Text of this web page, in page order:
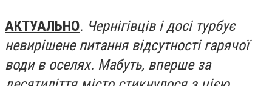
АКТУАЛЬНО. Чернігівців і досі турбує
невирішене питання відсутності гарячої
води в оселях. Мабуть, вперше за